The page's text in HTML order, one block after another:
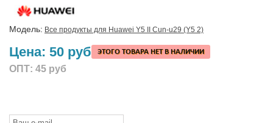
Модель: Все продукты для Huawei Y5 II Cun-u29 (Y5 2)
Цена: 50 руб
ОПТ: 45 руб
ЭТОГО ТОВАРА НЕТ В НАЛИЧИИ